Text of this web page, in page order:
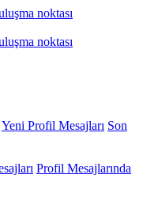
Yeni Profil Mesajları Son
Profil Mesajlarında